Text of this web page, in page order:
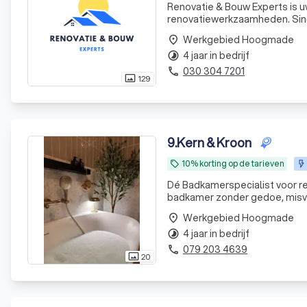
photo_size_select_actual 129
Renovatie & Bouw Experts is
renovatiewerkzaamheden.
schilderwerk tot tegelzetten,
klantgerichte aanpak leveren
place Werkgebied Hoogmade
timelapse 4 jaar in bedrijf
phone 030 304 7201
photo_size_select_actual20
9.Kern & Kroon
local_offer 10% korting op de tarieven
Dé Badkamerspecialist voor
badkamer zonder gedoe,
begeleiden wij het complete
deskundig advies over san
place Werkgebied Hoogmade
timelapse 4 jaar in bedrijf
phone 079 203 4639